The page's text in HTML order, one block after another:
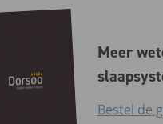
Meer
Bestel de